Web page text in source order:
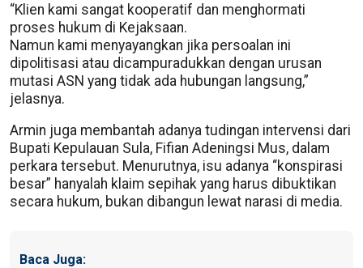
“Klien kami sangat kooperatif dan menghormati
proses hukum di Kejaksaan.
Namun kami menyayangkan jika persoalan ini
dipolitisasi atau dicampuradukkan dengan urusan
mutasi ASN yang tidak ada hubungan langsung,”
jelasnya.
Armin juga membantah adanya tudingan intervensi dari
Bupati Kepulauan Sula, Fifian Adeningsi Mus, dalam
perkara tersebut. Menurutnya, isu adanya “konspirasi
besar” hanyalah klaim sepihak yang harus dibuktikan
secara hukum, bukan dibangun lewat narasi di media.
Baca Juga: